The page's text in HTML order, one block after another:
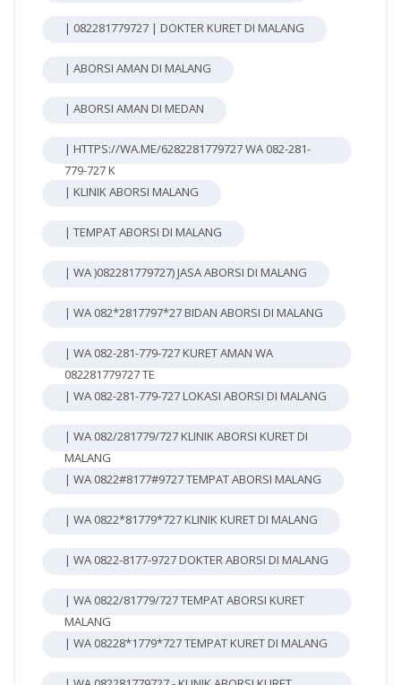
| 082281779727 | DOKTER KURET DI MALANG
| ABORSI AMAN DI MALANG
| ABORSI AMAN DI MEDAN
| HTTPS://WA.ME/6282281779727 WA 082-281-
779-727 K
| KLINIK ABORSI MALANG
| TEMPAT ABORSI DI MALANG
| WA )082281779727) JASA ABORSI DI MALANG
| WA 082*2817797*27 BIDAN ABORSI DI MALANG
| WA 082-281-779-727 KURET AMAN WA
082281779727 TE
| WA 082-281-779-727 LOKASI ABORSI DI MALANG
| WA 082/281779/727 KLINIK ABORSI KURET DI
MALANG
| WA 0822#8177#9727 TEMPAT ABORSI MALANG
| WA 0822*81779*727 KLINIK KURET DI MALANG
| WA 0822-8177-9727 DOKTER ABORSI DI MALANG
| WA 0822/81779/727 TEMPAT ABORSI KURET
MALANG
| WA 08228*1779*727 TEMPAT KURET DI MALANG